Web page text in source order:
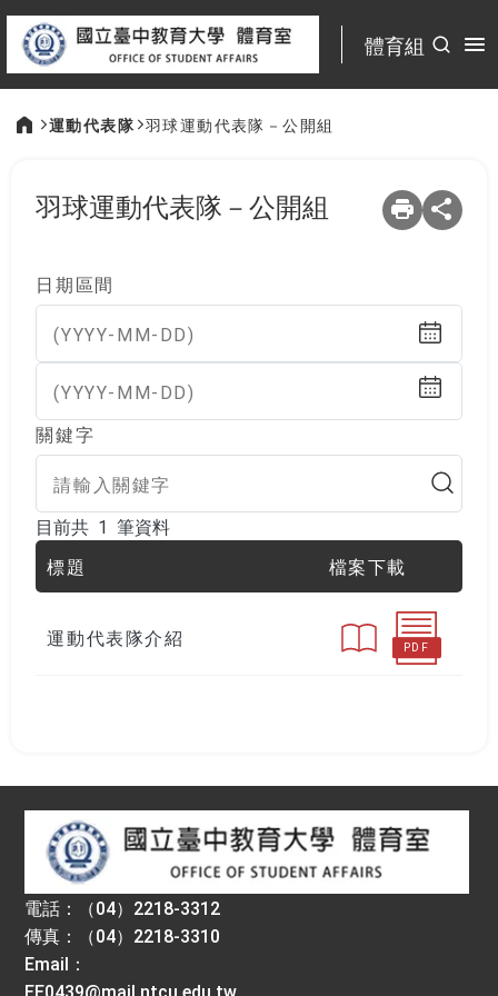
:::
體育組
運動代表隊 羽球運動代表隊－公開組
羽球運動代表隊－公開組
日期區間
(YYYY-MM-DD)
(YYYY-MM-DD)
關鍵字
目前共 1 筆資料
目前共 1 筆資料
標題 檔案下載
運動代表隊介紹
PDF
電話：（04）2218-3312
傳真：（04）2218-3310
Email：
EE0439@mail.ntcu.edu.tw